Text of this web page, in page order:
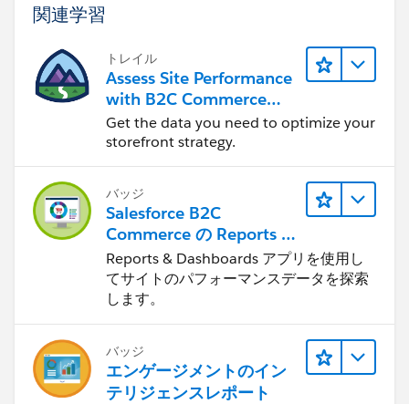
関連学習
トレイル
Assess Site Performance
with B2C Commerce
Reports & Dashboards
Get the data you need to optimize your
storefront strategy.
バッジ
Salesforce B2C
Commerce の Reports &
Dashboards
Reports & Dashboards アプリを使用し
てサイトのパフォーマンスデータを探索
します。
バッジ
エンゲージメントのイン
テリジェンスレポート